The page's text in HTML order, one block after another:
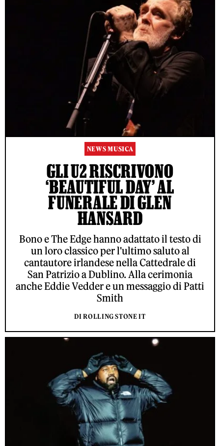
NEWS MUSICA
GLI U2 RISCRIVONO
‘BEAUTIFUL DAY’ AL
FUNERALE DI GLEN
HANSARD
Bono e The Edge hanno adattato il testo di
un loro classico per l'ultimo saluto al
cantautore irlandese nella Cattedrale di
San Patrizio a Dublino. Alla cerimonia
anche Eddie Vedder e un messaggio di Patti
Smith
DI ROLLING STONE IT